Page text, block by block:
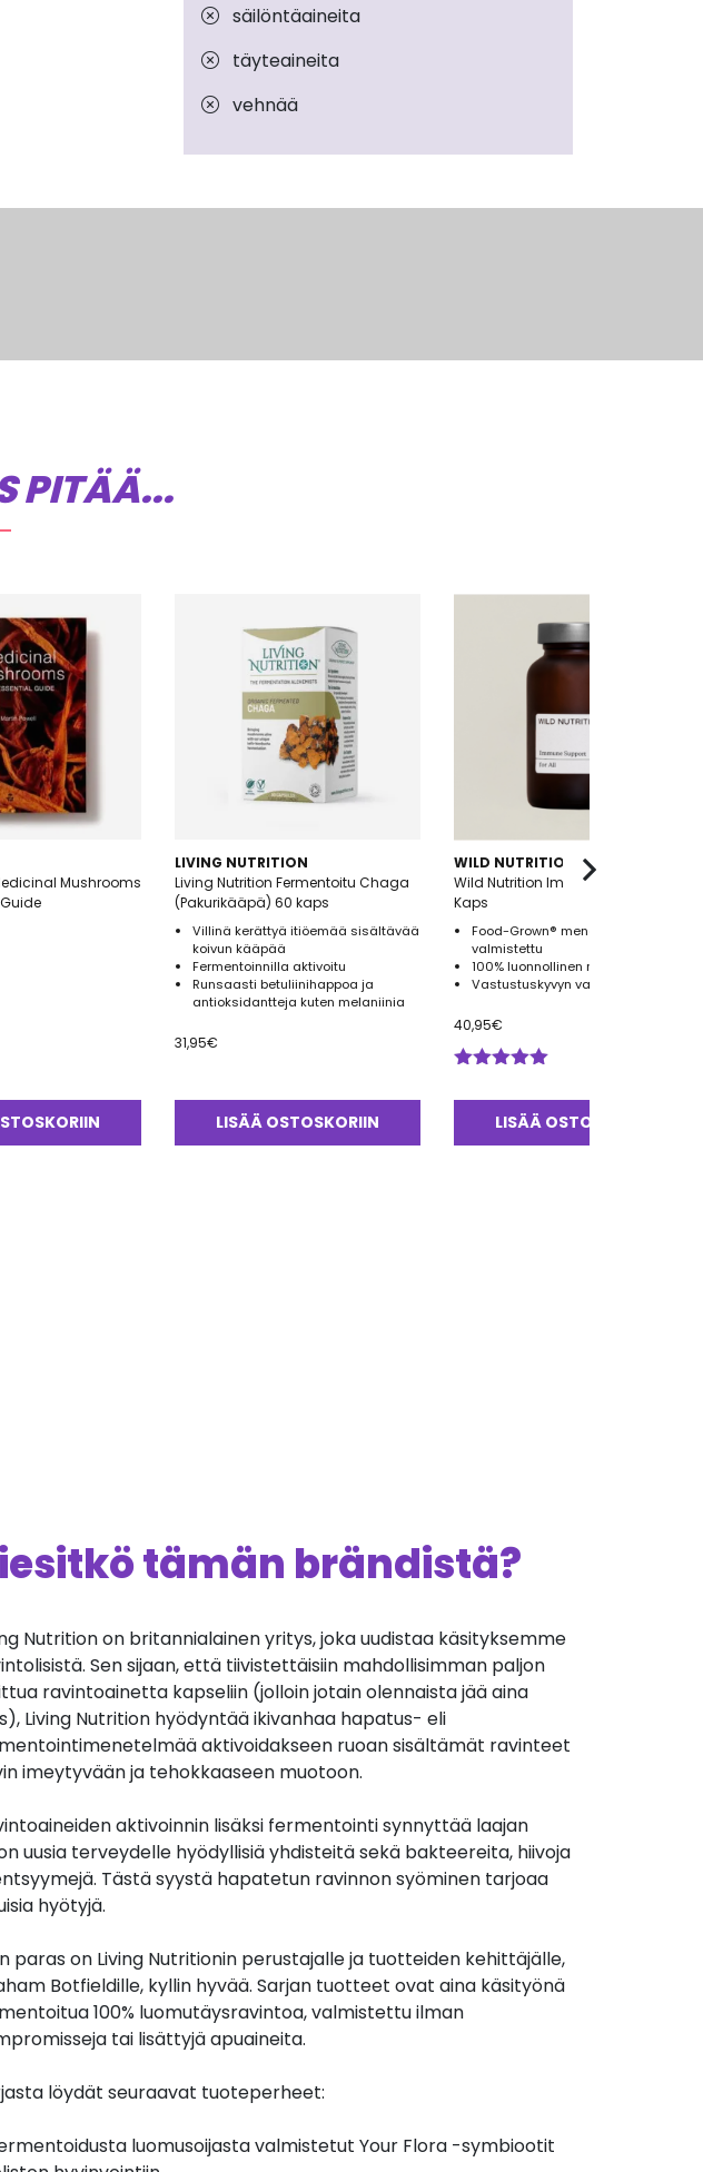
säilöntäaineita
täyteaineita
vehnää
PITÄÄ...
Mushrooms
LIVING NUTRITION
Living Nutrition Fermentoitu Chaga
(Pakurikääpä) 60 kaps
Villinä kerättyä itiöemää sisältävää
koivun kääpää
Fermentoinnilla aktivoitu
Runsaasti betuliinihappoa ja
antioksidantteja kuten melaniinia
31,95€
LISÄÄ OSTOSKORIIN
WILD NUTRITION
Wild Nutrition Immune Support 60
Kaps
Food-Grown® menetelmällä
valmistettu
100% luonnollinen ravintolisä
Vastustuskyvyn vahvistamiseen!*
40,95€
tuotteesta:
/ 5
LISÄÄ OSTOSKORIIN
tämän brändistä?
Nutrition on britannialainen yritys, joka uudistaa käsityksemme
Sen sijaan, että tiivistettäisiin mahdollisimman paljon
ravintoainetta kapseliin (jolloin jotain olennaista jää aina
Living Nutrition hyödyntää ikivanhaa hapatus- eli
aktivoidakseen ruoan sisältämät ravinteet
imeytyvään ja tehokkaaseen muotoon.
aktivoinnin lisäksi fermentointi synnyttää laajan
uusia terveydelle hyödyllisiä yhdisteitä sekä bakteereita, hiivoja
Tästä syystä hapatetun ravinnon syöminen tarjoaa
hyötyjä.
paras on Living Nutritionin perustajalle ja tuotteiden kehittäjälle,
Botfieldille, kyllin hyvää. Sarjan tuotteet ovat aina käsityönä
100% luomutäysravintoa, valmistettu ilman
tai lisättyjä apuaineita.
löydät seuraavat tuoteperheet:
luomusoijasta valmistetut Your Flora -symbiootit